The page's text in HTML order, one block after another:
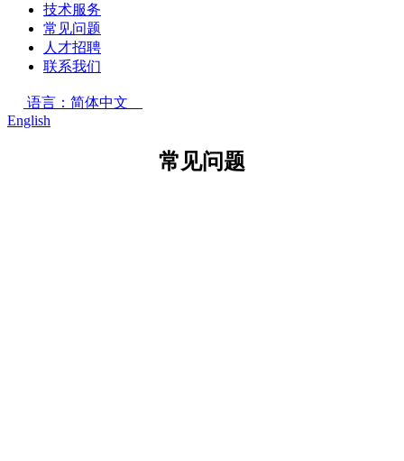
技术服务
常见问题
人才招聘
联系我们
语言：简体中文
English
常见问题